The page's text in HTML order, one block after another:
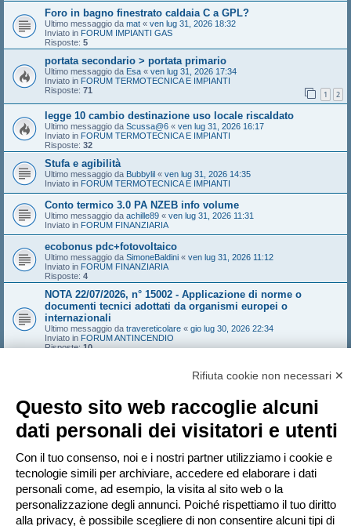
Foro in bagno finestrato caldaia C a GPL?
Ultimo messaggio da mat « ven lug 31, 2026 18:32
Inviato in FORUM IMPIANTI GAS
Risposte: 5
portata secondario > portata primario
Ultimo messaggio da Esa « ven lug 31, 2026 17:34
Inviato in FORUM TERMOTECNICA E IMPIANTI
Risposte: 71 1 2
legge 10 cambio destinazione uso locale riscaldato
Ultimo messaggio da Scussa@6 « ven lug 31, 2026 16:17
Inviato in FORUM TERMOTECNICA E IMPIANTI
Risposte: 32
Stufa e agibilità
Ultimo messaggio da Bubbylil « ven lug 31, 2026 14:35
Inviato in FORUM TERMOTECNICA E IMPIANTI
Conto termico 3.0 PA NZEB info volume
Ultimo messaggio da achille89 « ven lug 31, 2026 11:31
Inviato in FORUM FINANZIARIA
ecobonus pdc+fotovoltaico
Ultimo messaggio da SimoneBaldini « ven lug 31, 2026 11:12
Inviato in FORUM FINANZIARIA
Risposte: 4
NOTA 22/07/2026, n° 15002 - Applicazione di norme o
documenti tecnici adottati da organismi europei o
internazionali
Ultimo messaggio da travereticolare « gio lug 30, 2026 22:34
Inviato in FORUM ANTINCENDIO
Risposte:10
gio lug 30, 2026 20:40
Revamping e nuove Linee Guida FV 2025
Ultimo messaggio daweareblind« gio lug 30, 2026 20:39
Inviato in FORUM ANTINCENDIO
Risposte:
NUOVO LUCERNARIO OCCORRE RELAZIO LEGGE 10
Ultimo messaggio daScussa@6«gio lug 30, 2026 17:54
Inviato in
FORUM TERMOTECNICA E IMPIANTI
Risposte:9
Rifiuta cookie non necessari ✕
Questo sito web raccoglie alcuni
dati personali dei visitatori e utenti
Con il tuo consenso, noi e i nostri partner utilizziamo i cookie e
tecnologie simili per archiviare, accedere ed elaborare i dati
personali come, ad esempio, la visita al sito web o la
personalizzazione degli annunci. Poiché rispettiamo il tuo diritto
alla privacy, è possibile scegliere di non consentire alcuni tipi di